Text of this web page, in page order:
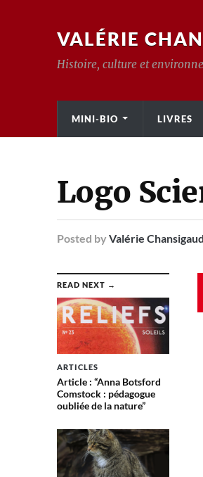
VALÉRIE
Histoire, culture et
MINI-BIO LIVRES
Logo
Posted by Valérie Chansigaud
READ NEXT →
ARTICLES
Article : “Anna Botsford
Comstock : pédagogue
oubliée de la nature”